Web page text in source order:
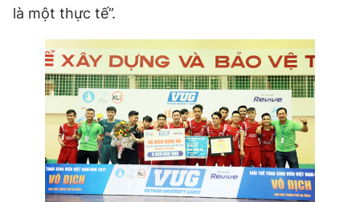
0906 645 777 0908 780 404
Đặt báo Quảng cáo RSS Chính sách bảo
Tổng biên tập: Nguyễn Ngọc Toàn
Phó tổng biên tập thường trực: Hải Thành
Phó tổng biên tập: Lâm Hiếu Dũng
Phó tổng biên tập: Trần Việt Hưng
Tổng thư ký tòa soạn: Đức Trung
là một thực tế”.